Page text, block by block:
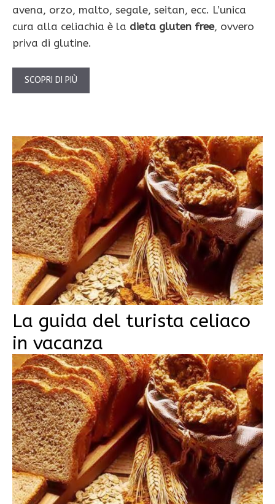
avena, orzo, malto, segale, seitan, ecc. L’unica
cura alla celiachia è la dieta gluten free, ovvero
priva di glutine.
SCOPRI DI PIÙ
La guida del turista celiaco
in vacanza